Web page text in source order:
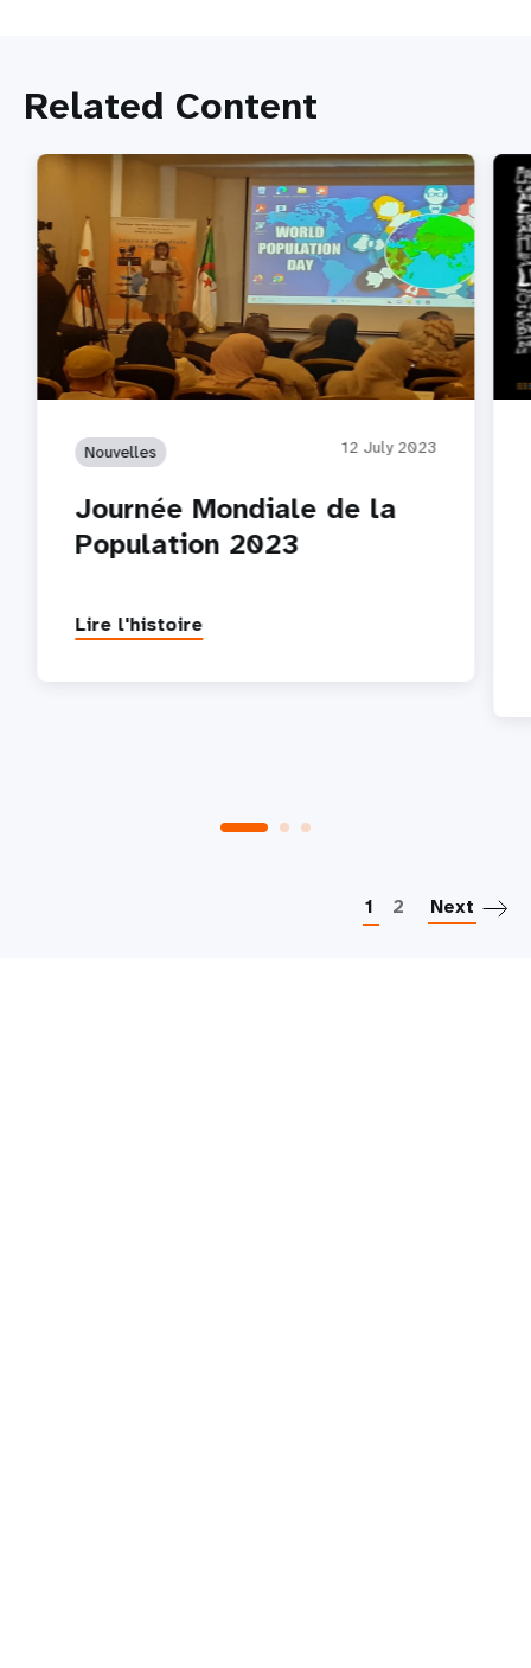
Related Content
Nouvelles 12 July 2023
Journée Mondiale de la
Population 2023
Lire l'histoire
1 2 Next